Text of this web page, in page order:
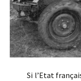
Si l’Etat français